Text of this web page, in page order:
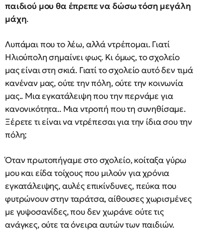
παιδιού μου θα έπρεπε να δώσω τόση μεγάλη
μάχη.
Λυπάμαι που το λέω, αλλά ντρέπομαι. Γιατί
Ηλιούπολη σημαίνει φως. Κι όμως, το σχολείο
μας είναι στη σκιά. Γιατί το σχολείο αυτό δεν τιμά
κανέναν μας, ούτε την πόλη, ούτε την κοινωνία
μας.. Μια εγκατάλειψη που την περνάμε για
κανονικότητα.. Μια ντροπή που τη συνηθίσαμε.
Ξέρετε τι είναι να ντρέπεσαι για την ίδια σου την
πόλη;
Όταν πρωτοπήγαμε στο σχολείο, κοίταξα γύρω
μου και είδα τοίχους που μιλούν για χρόνια
εγκατάλειψης, αυλές επικίνδυνες, πεύκα που
φυτρώνουν στην ταράτσα, αίθουσες χωρισμένες
με γυψοσανίδες, που δεν χωράνε ούτε τις
ανάγκες, ούτε τα όνειρα αυτών των παιδιών.